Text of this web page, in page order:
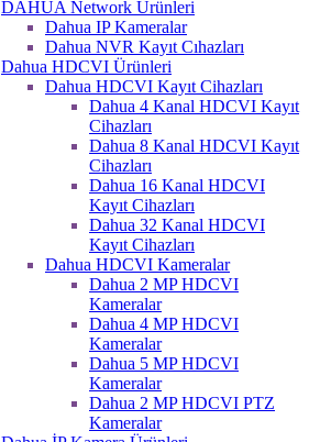
DAHUA Network Ürünleri
Dahua IP Kameralar
Dahua NVR Kayıt Cıhazları
Dahua HDCVI Ürünleri
Dahua HDCVI Kayıt Cihazları
Dahua 4 Kanal HDCVI Kayıt
Cihazları
Dahua 8 Kanal HDCVI Kayıt
Cihazları
Dahua 16 Kanal HDCVI
Kayıt Cihazları
Dahua 32 Kanal HDCVI
Kayıt Cihazları
Dahua HDCVI Kameralar
Dahua 2 MP HDCVI
Kameralar
Dahua 4 MP HDCVI
Kameralar
Dahua 5 MP HDCVI
Kameralar
Dahua 2 MP HDCVI PTZ
Kameralar